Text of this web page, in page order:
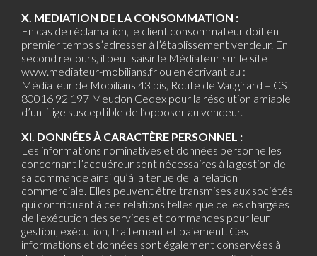
X. MEDIATION DE LA CONSOMMATION :
En cas de réclamation, le client consommateur doit en
premier temps s’adresser à l’établissement vendeur. En
second recours, il peut saisir le Médiateur sur le site
www.mediateur-mobilians.fr ou en écrivant au :
Médiateur de Mobilians 43 bis, Route de Vaugirard – CS
80016 92 197 Meudon Cedex pour la résolution amiable
d’un litige susceptible de l’opposer au vendeur.
XI. DONNÉES À CARACTÈRE PERSONNEL :
Les informations nominatives et données personnelles
concernant l’acquéreur sont nécessaires à la gestion de
sa commande ainsi qu’à la tenue de la relation
commerciale. Elles peuvent être transmises aux sociétés
qui contribuent à ces relations telles que celles chargées
de l’exécution des services et commandes pour leur
gestion, exécution, traitement et paiement. Ces
informations et données sont également conservées à